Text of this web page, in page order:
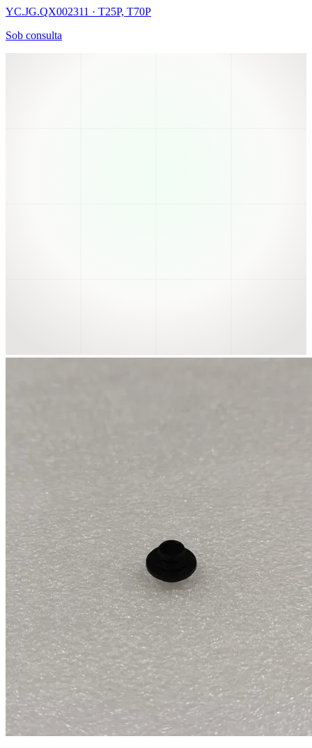
YC.JG.QX002311 · T25P, T70P
Sob consulta